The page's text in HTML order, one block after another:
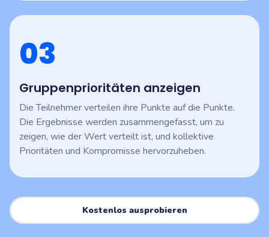
03
Gruppenprioritäten anzeigen
Die Teilnehmer verteilen ihre Punkte auf die Punkte.
Die Ergebnisse werden zusammengefasst, um zu
zeigen, wie der Wert verteilt ist, und kollektive
Prioritäten und Kompromisse hervorzuheben.
Kostenlos ausprobieren